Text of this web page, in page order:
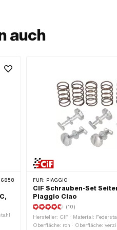
auch
FÜR: PIAGGIO
CIF Schrauben-Set
Piaggio Ciao
(10)
Hersteller: CIF · Material:
Oberfläche: roh · Oberfläche: